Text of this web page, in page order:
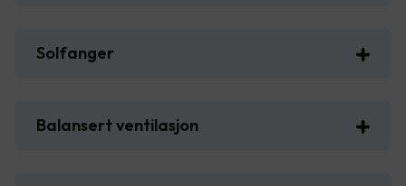
Solfanger
Balansert ventilasjon